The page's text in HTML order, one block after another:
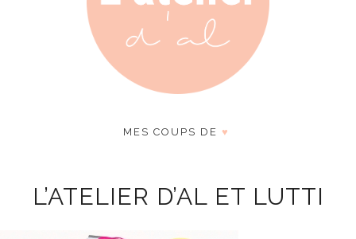
MES COUPS DE ♥
L’ATELIER D’AL ET LUTTI